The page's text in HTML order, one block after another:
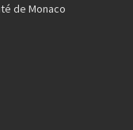
de Monaco